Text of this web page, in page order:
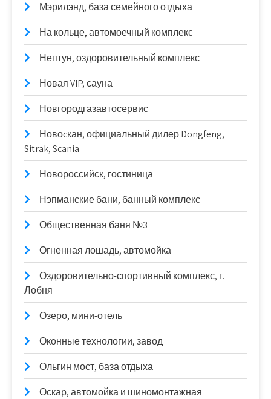
Мэрилэнд, база семейного отдыха
На кольце, автомоечный комплекс
Нептун, оздоровительный комплекс
Новая VIP, сауна
Новгородгазавтосервис
Новоcкан, официальный дилер Dongfeng,
Sitrak, Scania
Новороссийск, гостиница
Нэпманские бани, банный комплекс
Общественная баня №3
Огненная лошадь, автомойка
Оздоровительно-спортивный комплекс, г.
Лобня
Озеро, мини-отель
Оконные технологии, завод
Ольгин мост, база отдыха
Оскар, автомойка и шиномонтажная